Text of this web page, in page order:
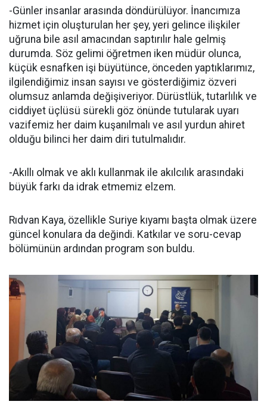
-Günler insanlar arasında döndürülüyor. İnancımıza
hizmet için oluşturulan her şey, yeri gelince ilişkiler
uğruna bile asıl amacından saptırılır hale gelmiş
durumda. Söz gelimi öğretmen iken müdür olunca,
küçük esnafken işi büyütünce, önceden yaptıklarımız,
ilgilendiğimiz insan sayısı ve gösterdiğimiz özveri
olumsuz anlamda değişiveriyor. Dürüstlük, tutarlılık ve
ciddiyet üçlüsü sürekli göz önünde tutularak uyarı
vazifemiz her daim kuşanılmalı ve asıl yurdun ahiret
olduğu bilinci her daim diri tutulmalıdır.
-Akıllı olmak ve aklı kullanmak ile akılcılık arasındaki
büyük farkı da idrak etmemiz elzem.
Rıdvan Kaya, özellikle Suriye kıyamı başta olmak üzere
güncel konulara da değindi. Katkılar ve soru-cevap
bölümünün ardından program son buldu.